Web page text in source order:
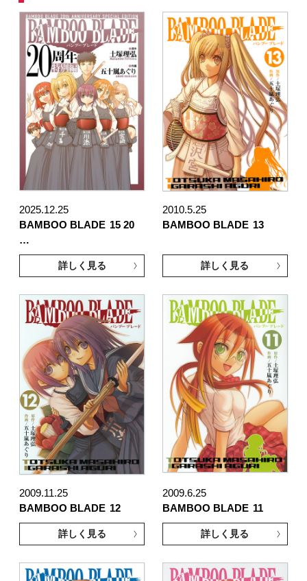
2025.12.25
BAMBOO BLADE 15 20
…
詳しく見る
2010.5.25
BAMBOO BLADE 13
詳しく見る
2009.11.25
BAMBOO BLADE 12
詳しく見る
2009.6.25
BAMBOO BLADE 11
詳しく見る